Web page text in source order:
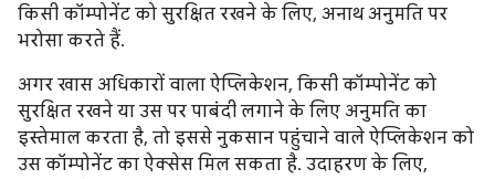
किसी कॉम्पोनेंट को सुरक्षित रखने के लिए, अनाथ अनुमति पर
भरोसा करते हैं.
अगर खास अधिकारों वाला ऐप्लिकेशन, किसी कॉम्पोनेंट को
सुरक्षित रखने या उस पर पाबंदी लगाने के लिए अनुमति का
इस्तेमाल करता है, तो इससे नुकसान पहुंचाने वाले ऐप्लिकेशन को
उस कॉम्पोनेंट का ऐक्सेस मिल सकता है. उदाहरण के लिए,